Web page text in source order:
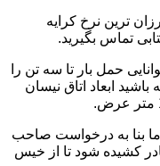
ترین نرخ کرایه
تماس بگیرید.
تن است اما توانایی حمل بار تا سه تن را
باشید ابعاد اتاق نیسان
بنا به درخواست صاحب
کشیده شود تا از خیس